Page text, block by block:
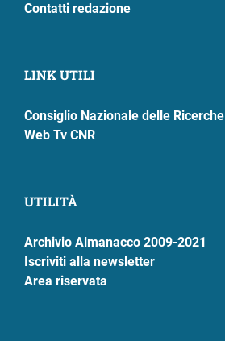
Contatti redazione
LINK UTILI
Consiglio Nazionale delle Ricerche
Web Tv CNR
UTILITÀ
Archivio Almanacco 2009-2021
Iscriviti alla newsletter
Area riservata